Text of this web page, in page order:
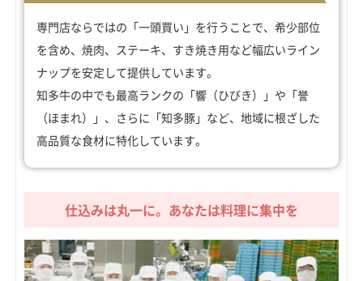
専門店ならではの「一頭買い」を行うことで、希少部位
を含め、焼肉、ステーキ、すき焼き用など幅広いライン
ナップを安定して提供しています。
知多牛の中でも最高ランクの「響（ひびき）」や「誉
（ほまれ）」、さらに「知多豚」など、地域に根ざした
高品質な食材に特化しています。
仕込みは丸一に。あなたは料理に集中を